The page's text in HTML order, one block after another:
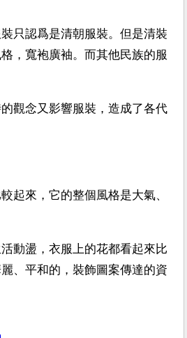
只認爲是清朝服裝。但是清裝
，寬袍廣袖。而其他民族的服
觀念又影響服裝，造成了各代
起來，它的整個風格是大氣、
動盪，衣服上的花都看起來比
、平和的，裝飾圖案傳達的資